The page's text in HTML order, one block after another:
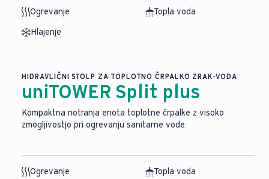
Ogrevanje
Topla voda
Hlajenje
HIDRAVLIČNI STOLP ZA TOPLOTNO ČRPALKO ZRAK-VODA
uniTOWER Split plus
Kompaktna notranja enota toplotne črpalke z visoko
zmogljivostjo pri ogrevanju sanitarne vode.
Ogrevanje Topla voda